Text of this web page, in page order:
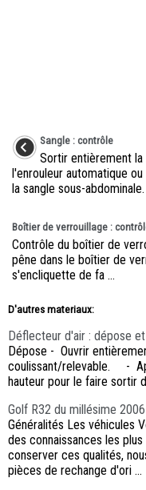
Sangle : contrôle
Sortir entièrement
l'enrouleur automatique
la sangle sous-
Boîtier de verrouillage :
Contrôle du boîtier de
pêne dans le boîtier de
s'encliquette de fa ...
D'autres materiaux:
Déflecteur d'air : dépose
Dépose - Ouvrir
coulissant/relevable. -
hauteur pour le faire sortir
Golf R32 du millésime
Généralités Les véhicules
des connaissances les
conserver ces qualités,
pièces de rechange d'ori ...